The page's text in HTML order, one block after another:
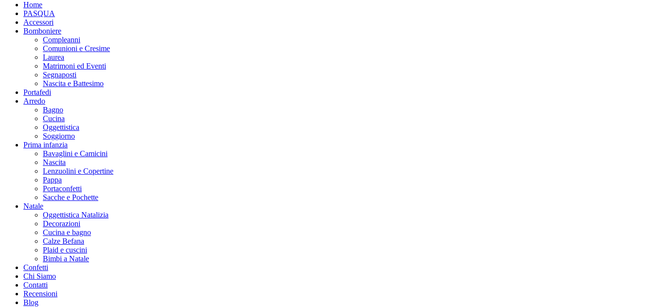
Home
PASQUA
Accessori
Bomboniere
Compleanni
Comunioni e Cresime
Laurea
Matrimoni ed Eventi
Segnaposti
Nascita e Battesimo
Portafedi
Arredo
Bagno
Cucina
Oggettistica
Soggiorno
Prima infanzia
Bavaglini e Camicini
Nascita
Lenzuolini e Copertine
Pappa
Portaconfetti
Sacche e Pochette
Natale
Oggettistica Natalizia
Decorazioni
Cucina e bagno
Calze Befana
Plaid e cuscini
Bimbi a Natale
Confetti
Chi Siamo
Contatti
Recensioni
Blog